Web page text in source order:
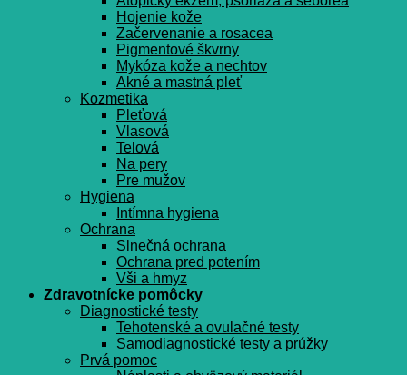
Hojenie kože
Začervenanie a rosacea
Pigmentové škvrny
Mykóza kože a nechtov
Akné a mastná pleť
Kozmetika
Pleťová
Vlasová
Telová
Na pery
Pre mužov
Hygiena
Intímna hygiena
Ochrana
Slnečná ochrana
Ochrana pred potením
Vši a hmyz
Zdravotnícke pomôcky
Diagnostické testy
Tehotenské a ovulačné testy
Samodiagnostické testy a prúžky
Prvá pomoc